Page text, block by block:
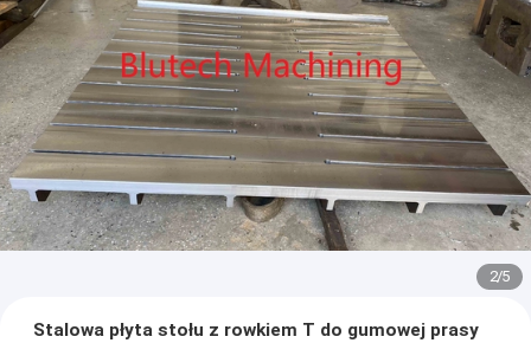
2/5
Stalowa płyta stołu z rowkiem T do gumowej prasy